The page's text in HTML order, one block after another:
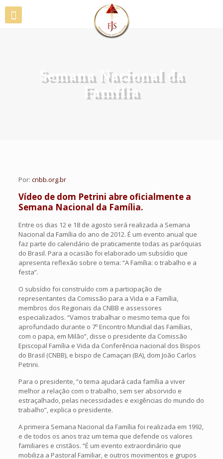
Semana Nacional da
Família
Por: cnbb.org.br
Vídeo de dom Petrini abre oficialmente a
Semana Nacional da Família.
Entre os dias 12 e 18 de agosto será realizada a Semana
Nacional da Família do ano de 2012. É um evento anual que
faz parte do calendário de praticamente todas as paróquias
do Brasil. Para a ocasião foi elaborado um subsídio que
apresenta reflexão sobre o tema: “A Família: o trabalho e a
festa”.
O subsídio foi construído com a participação de
representantes da Comissão para a Vida e a Família,
membros dos Regionais da CNBB e assessores
especializados. “Vamos trabalhar o mesmo tema que foi
aprofundado durante o 7º Encontro Mundial das Famílias,
com o papa, em Milão”, disse o presidente da Comissão
Episcopal Família e Vida da Conferência nacional dos Bispos
do Brasil (CNBB), e bispo de Camaçari (BA), dom João Carlos
Petrini.
Para o presidente, “o tema ajudará cada família a viver
melhor a relação com o trabalho, sem ser absorvido e
estraçalhado, pelas necessidades e exigências do mundo do
trabalho”, explica o presidente.
A primeira Semana Nacional da Família foi realizada em 1992,
e de todos os anos traz um tema que defende os valores
familiares e cristãos. “É um evento extraordinário que
mobiliza a Pastoral Familiar, e outros movimentos e grupos